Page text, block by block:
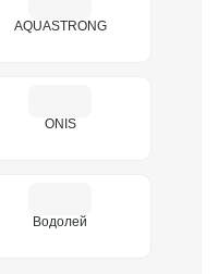
AQUASTRONG
ONIS
Водолей